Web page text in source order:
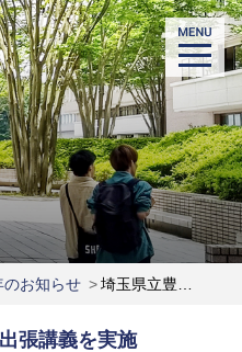
のお知らせ >埼玉県立豊岡高等学校にて出張講義を実施
張講義を実施